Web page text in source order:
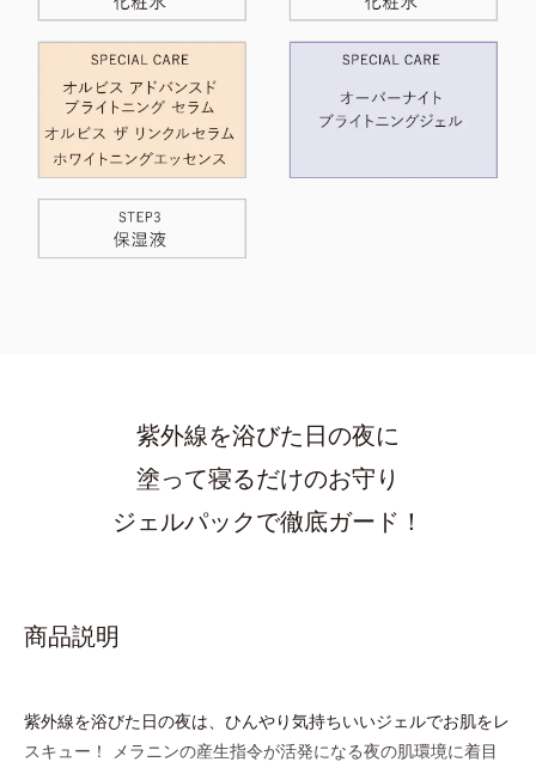
紫外線を浴びた日の夜に
塗って寝るだけのお守り
ジェルパックで徹底ガード！
商品説明
紫外線を浴びた日の夜は、ひんやり気持ちいいジェルでお肌をレ
スキュー！ メラニンの産生指令が活発になる夜の肌環境に着目